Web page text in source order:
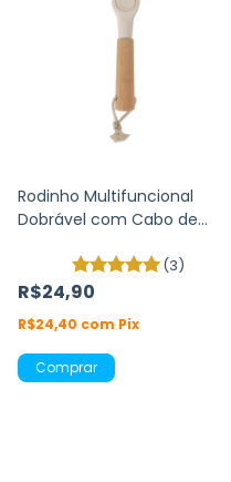
Rodinho Multifuncional
Dobrável com Cabo de
(3)
R$24,90
R$24,40 com Pix